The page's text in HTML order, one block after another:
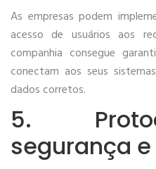
As empresas podem
acesso de usuários aos
companhia consegue
conectam aos seus
dados corretos.
5.
segurança